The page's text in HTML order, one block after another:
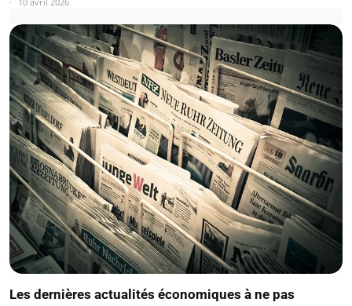
Les dernières actualités économiques à ne pas